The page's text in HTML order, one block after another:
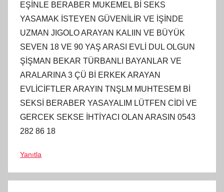
EŞİNLE BERABER MUKEMEL Bİ SEKS
YASAMAK İSTEYEN GÜVENİLİR VE İŞİNDE
UZMAN JIGOLO ARAYAN KALIIN VE BÜYÜK
SEVEN 18 VE 90 YAŞ ARASI EVLİ DUL OLGUN
ŞİŞMAN BEKAR TÜRBANLI BAYANLAR VE
ARALARINA 3 ÇÜ Bİ ERKEK ARAYAN
EVLİCİFTLER ARAYIN TNŞLM MUHTESEM Bİ
SEKSİ BERABER YASAYALIM LÜTFEN CİDİ VE
GERCEK SEKSE İHTİYACI OLAN ARASIN 0543
282 86 18
Yanıtla